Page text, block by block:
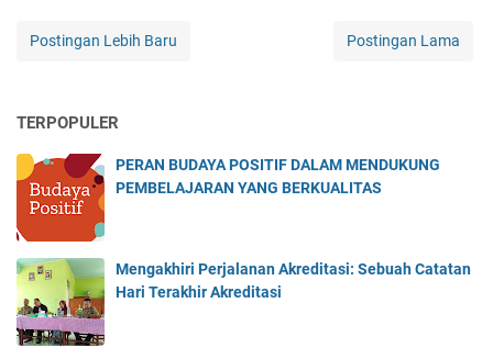
Postingan Lebih Baru Postingan Lama
TERPOPULER
PERAN BUDAYA POSITIF DALAM MENDUKUNG
PEMBELAJARAN YANG BERKUALITAS
Mengakhiri Perjalanan Akreditasi: Sebuah Catatan
Hari Terakhir Akreditasi